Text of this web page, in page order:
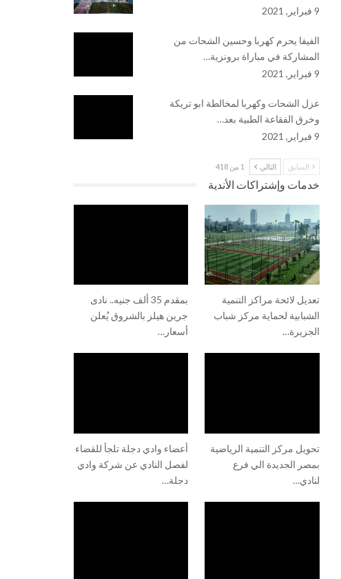
9 فبراير, 2021
الفيفا يحرم كهربا وحسين الشحات من
المشاركة في مباراة برونزية…
9 فبراير, 2021
عزل الشحات وكهربا لمخالطة ابو تريكة
وخرق الفقاعة الطبية بعد…
9 فبراير, 2021
السابق التالي 1 من 418
خدمات وإشتراكات الأندية
تعديل لائحة مراكز التنمية
الشبابية لحماية مركز شباب
الجزيرة…
بمقدم 35 ألف جنيه.. نادى
جرين هيلز بالشروق يُعلن
أسعار…
تحويل مركز التنمية الرياضية
بمصر الجديدة الي فرع
لنادي…
أعضاء وادي دجلة تلجأ للقضاء
لفصل النادي عن شركة وادي
دجلة…